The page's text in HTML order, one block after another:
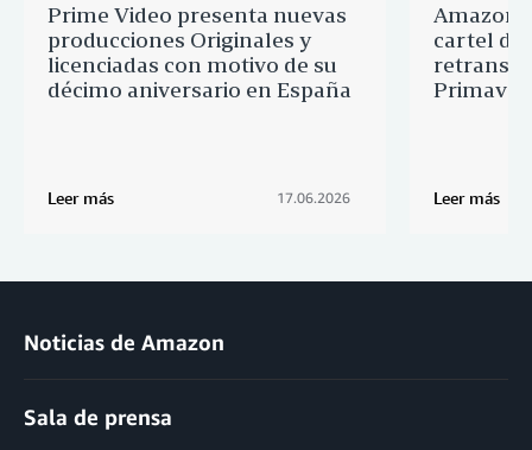
Prime Video presenta nuevas
producciones Originales y
licenciadas con motivo de su
décimo aniversario en España
Leer más 17.06.2026
Amazon
cartel de
Leer más
Noticias de Amazon
Sala de prensa